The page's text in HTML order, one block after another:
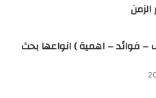
– فوائد – اهمية ) انواعها بحث